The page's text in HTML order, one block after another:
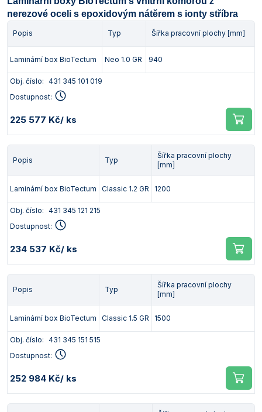
nerezové oceli s epoxidovým nátěrem s ionty stříbra
Popis Typ Šířka pracovní plochy [mm]
Laminární box BioTectum Neo 1.0 GR 940
Obj. číslo: 431 345 101 019
Dostupnost:
225 577 Kč/ ks
Popis Typ
Šířka pracovní plochy
[mm]
Laminární box BioTectum Classic 1.2 GR 1200
Obj. číslo: 431 345 121 215
Dostupnost:
234 537 Kč/ ks
Popis Typ
Šířka pracovní plochy
[mm]
Laminární box BioTectum Classic 1.5 GR 1500
Obj. číslo: 431 345 151 515
Dostupnost:
252 984 Kč/ ks